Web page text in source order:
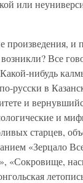
или
произведения, и
Все
нибудь
русски в
и
и
старцев,
«Зерцало
«Сокровище,